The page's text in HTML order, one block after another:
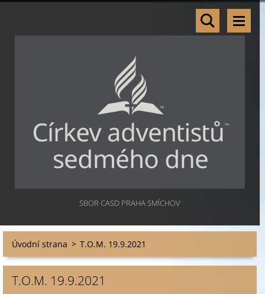
SBOR CASD PRAHA SMÍCHOV
Úvodní strana > T.O.M. 19.9.2021
T.O.M. 19.9.2021